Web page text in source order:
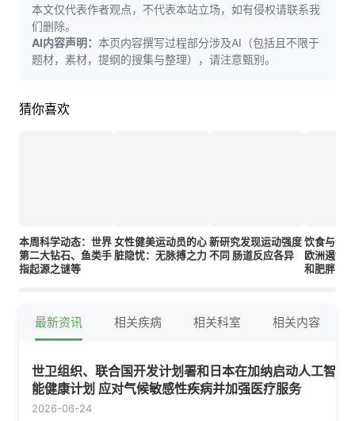
本文仅代表作者观点，不代表本站立场，如有侵权请联系我
们删除。
AI内容声明： 本页内容撰写过程部分涉及AI（包括且不限于
题材，素材，提纲的搜集与整理），请注意甄别。
猜你喜欢
本周科学动态：世界
第二大钻石、鱼类手
指起源之谜等
女性健美运动员的心
脏隐忧：无脉搏之力
新研究发现运动强度
不同 肠道反应各异
饮食与健
欧洲遏制
和肥胖的
最新资讯 相关疾病 相关科室 相关内容
世卫组织、联合国开发计划署和日本在加纳启动人工智
能健康计划 应对气候敏感性疾病并加强医疗服务
2026-06-24